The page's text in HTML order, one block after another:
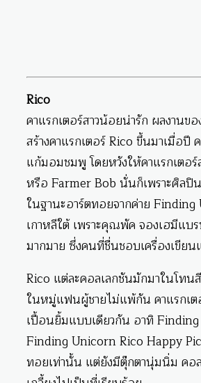
Rico
คาแรกเตอร์สาวน้อยน่ารัก ผลงาน
สร้างคาแรกเตอร์ Rico ขึ้นมาเมื่อ
แก้มอมชมพู โดยหวังให้คาแรกเต
หรือ Farmer Bob นั่นก็เพราะศิลปิ
ในฐานะอาร์ตทอยจากค่าย Finding
เกาหลีใต้ เพราะคุณพัค จองเฮมีแ
มากมาย ซึ่งคนที่ชื่นชอบเครื่องเขีย
Rico แต่ละคอลเลกชันมักมาในโท
ในหมู่แฟนผู้ชายไม่แพ้กัน คาแรกเต
เปื้อนยิ้มแบบเดียวกัน อาทิ
Finding Unicorn Rico Happy
ทอยเท่านั้น แต่ยังมีตุ๊กตานุ่มนิ่ม คอ